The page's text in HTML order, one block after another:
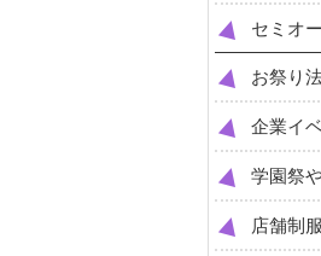
セミオ
お祭り
企業イ
学園祭
店舗制